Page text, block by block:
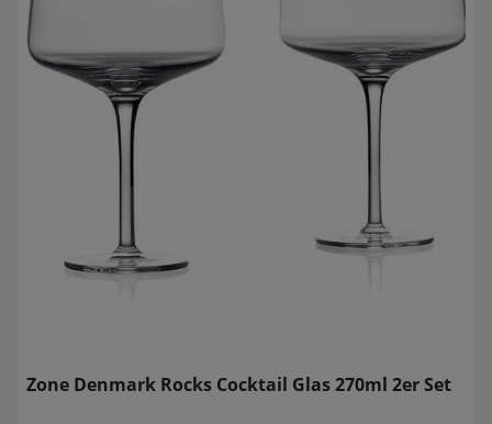
Zone Denmark Rocks Cocktail Glas 270ml 2er Set